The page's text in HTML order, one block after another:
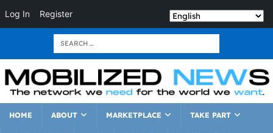
Log In Register
HOME ABOUT MARKETPLACE TAKE PART